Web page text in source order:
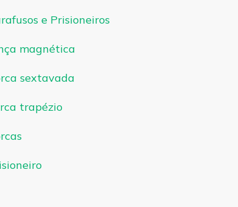
e Prisioneiros
magnética
sextavada
trapézio